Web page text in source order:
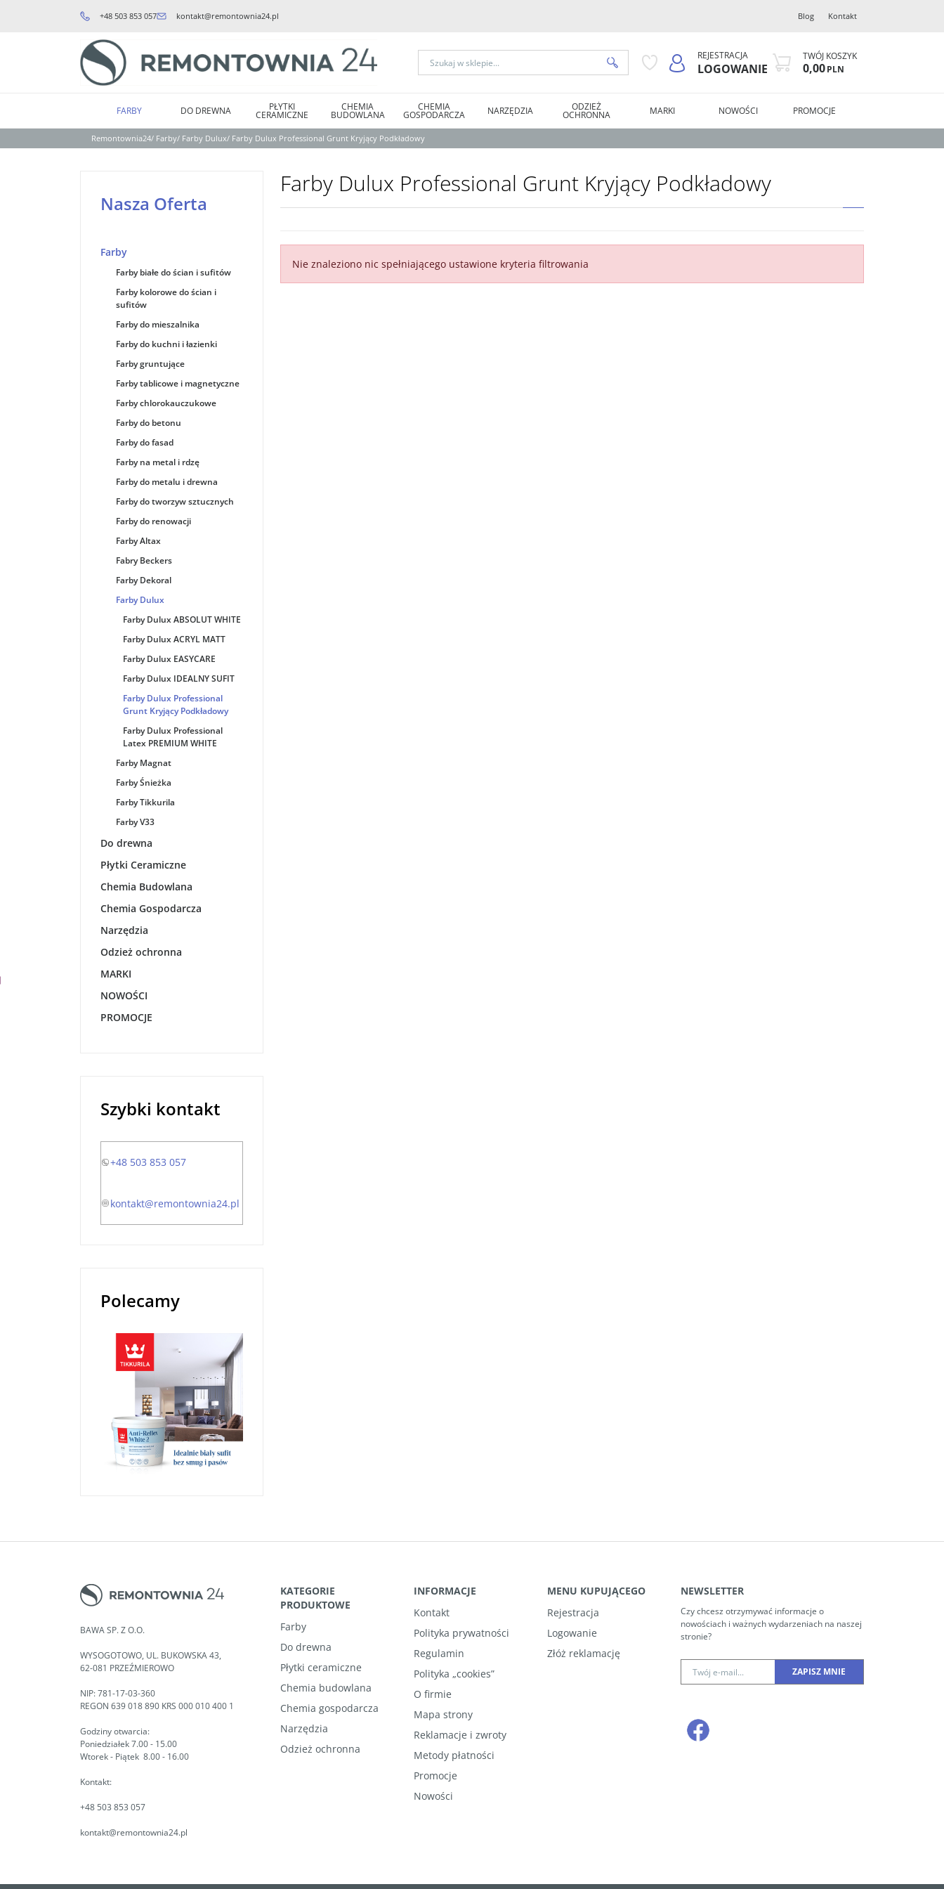
+48 503 853 057 kontakt@remontownia24.pl Blog Kontakt
REJESTRACJA
LOGOWANIE
TWÓJ KOSZYK
0,00PLN
FARBY DO DREWNA PŁYTKI
CERAMICZNE
CHEMIA
BUDOWLANA
CHEMIA
GOSPODARCZA NARZĘDZIA ODZIEŻ
OCHRONNA MARKI NOWOŚCI PROMOCJE
Remontownia24/ Farby/ Farby Dulux/ Farby Dulux Professional Grunt Kryjący Podkładowy
Farby Dulux Professional Grunt Kryjący Podkładowy
Nie znaleziono nic spełniającego ustawione kryteria filtrowania
Nasza Oferta
Farby
Farby białe do ścian i sufitów
Farby kolorowe do ścian i
sufitów
Farby do mieszalnika
Farby do kuchni i łazienki
Farby gruntujące
Farby tablicowe i magnetyczne
Farby chlorokauczukowe
Farby do betonu
Farby do fasad
Farby na metal i rdzę
Farby do metalu i drewna
Farby do tworzyw sztucznych
Farby do renowacji
Farby Altax
Fabry Beckers
Farby Dekoral
Farby Dulux
Farby Dulux ABSOLUT WHITE
Farby Dulux ACRYL MATT
Farby Dulux EASYCARE
Farby Dulux IDEALNY SUFIT
Farby Dulux Professional
Grunt Kryjący Podkładowy
Farby Dulux Professional
Latex PREMIUM WHITE
Farby Magnat
Farby Śnieżka
Farby Tikkurila
Farby V33
Do drewna
Płytki Ceramiczne
Chemia Budowlana
Chemia Gospodarcza
Narzędzia
Odzież ochronna
MARKI
NOWOŚCI
PROMOCJE
Szybki kontakt
+48 503 853 057
kontakt@remontownia24.pl
Polecamy
BAWA SP. Z O.O.
WYSOGOTOWO, UL. BUKOWSKA 43,
62-081 PRZEŹMIEROWO
NIP: 781-17-03-360
REGON 639 018 890 KRS 000 010 400 1
Godziny otwarcia:
Poniedziałek 7.00 - 15.00
Wtorek - Piątek 8.00 - 16.00
Kontakt:
+48 503 853 057
kontakt@remontownia24.pl
KATEGORIE
PRODUKTOWE
Farby
Do drewna
Płytki ceramiczne
Chemia budowlana
Chemia gospodarcza
Narzędzia
Odzież ochronna
INFORMACJE
Kontakt
Polityka prywatności
Regulamin
Polityka „cookies”
O firmie
Mapa strony
Reklamacje i zwroty
Metody płatności
Promocje
Nowości
MENU KUPUJĄCEGO
Rejestracja
Logowanie
Złóż reklamację
NEWSLETTER
Czy chcesz otrzymywać informacje o
nowościach i ważnych wydarzeniach na naszej
stronie?